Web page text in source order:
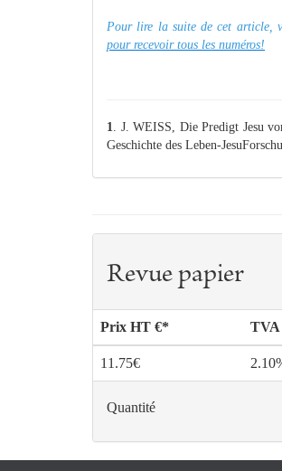
Pour lire la suite de cet article,
pour recevoir tous les numéros!
1. J. WEISS, Die Predigt Jesu
Geschichte des Leben-
Revue papier
Prix HT €* TVA
11.75€
Quantité